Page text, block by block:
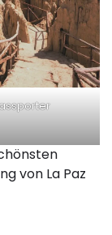
von La Paz